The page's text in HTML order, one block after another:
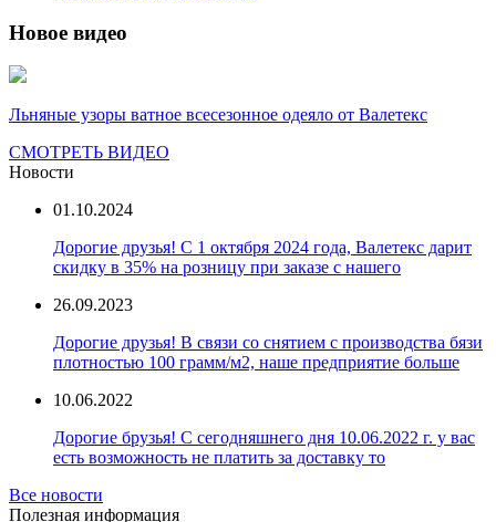
Новое видео
Льняные узоры ватное всесезонное одеяло от Валетекс
СМОТРЕТЬ ВИДЕО
Новости
01.10.2024
Дорогие друзья! С 1 октября 2024 года, Валетекс дарит
скидку в 35% на розницу при заказе с нашего
26.09.2023
Дорогие друзья! В связи со снятием с производства бязи
плотностью 100 грамм/м2, наше предприятие больше
10.06.2022
Дорогие брузья! С сегодняшнего дня 10.06.2022 г. у вас
есть возможность не платить за доставку то
Все новости
Полезная информация